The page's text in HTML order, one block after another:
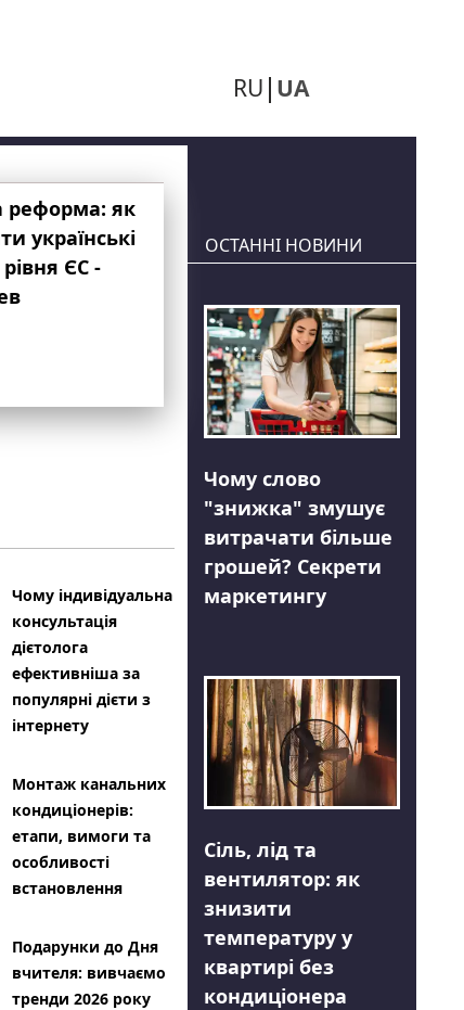
RU UA
реформа: як
українські
рівня ЄС -
Чому індивідуальна
консультація
дієтолога
ефективніша за
популярні дієти з
інтернету
Монтаж канальних
кондиціонерів:
етапи, вимоги та
особливості
встановлення
Подарунки до Дня
вчителя: вивчаємо
тренди 2026 року
ОСТАННІ НОВИНИ
Чому слово
"знижка" змушує
витрачати більше
грошей? Секрети
маркетингу
Сіль, лід та
вентилятор: як
знизити
температуру у
квартирі без
кондиціонера